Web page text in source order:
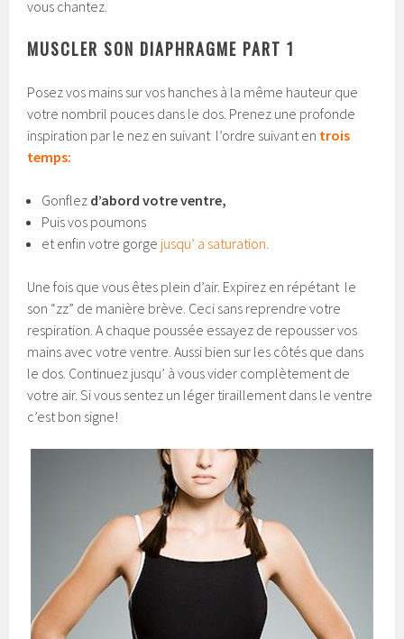
vous chantez.
MUSCLER SON DIAPHRAGME PART 1
Posez vos mains sur vos hanches à la même hauteur que
votre nombril pouces dans le dos. Prenez une profonde
inspiration par le nez en suivant l’ordre suivant en trois
temps:
Gonflez d’abord votre ventre,
Puis vos poumons
et enfin votre gorge jusqu’ a saturation.
Une fois que vous êtes plein d’air. Expirez en répétant le
son “zz” de manière brève. Ceci sans reprendre votre
respiration. A chaque poussée essayez de repousser vos
mains avec votre ventre. Aussi bien sur les côtés que dans
le dos. Continuez jusqu’ à vous vider complètement de
votre air. Si vous sentez un léger tiraillement dans le ventre
c’est bon signe!